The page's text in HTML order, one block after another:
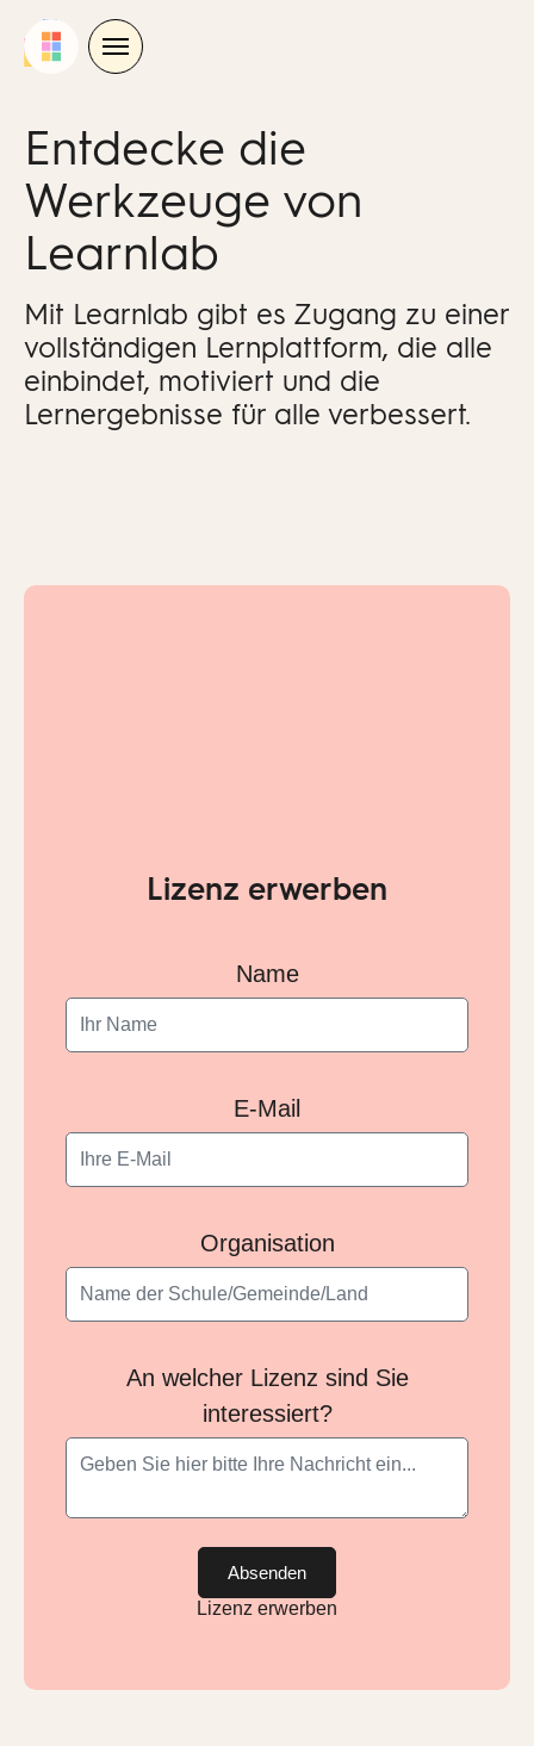
Entdecke die
Werkzeuge von
Learnlab
Mit Learnlab gibt es Zugang zu einer
vollständigen Lernplattform, die alle
einbindet, motiviert und die
Lernergebnisse für alle verbessert.
Lizenz erwerben
Name
E-Mail
Organisation
An welcher Lizenz sind Sie
interessiert?
Absenden
Lizenz erwerben